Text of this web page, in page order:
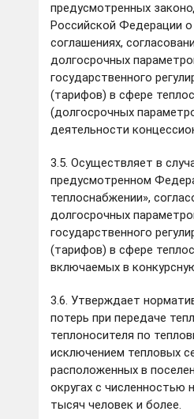
предусмотренных
Российской Федерации
соглашениях,
долгосрочных
государственного
(тарифов) в сфере
(долгосрочных
деятельности
3.5. Осуществляет в
предусмотренном
теплоснабжении»,
долгосрочных
государственного
(тарифов) в сфере
включаемых в
3.6. Утверждает
потерь при передаче
теплоносителя по
исключением тепловых
расположенных в
округах с численностью
тысяч человек и более.